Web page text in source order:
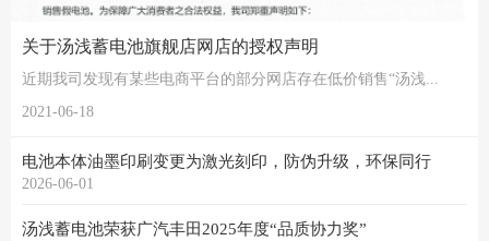
关于汤浅蓄电池旗舰店网店的授权声明
近期我司发现有某些电商平台的部分网店存在低价销售“汤浅...
2021-06-18
电池本体油墨印刷变更为激光刻印，防伪升级，环保同行
2026-06-01
汤浅蓄电池荣获广汽丰田2025年度“品质协力奖”